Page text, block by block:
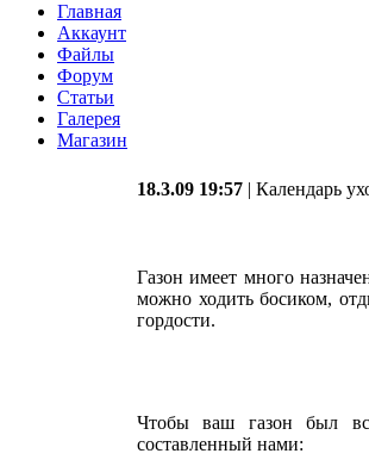
Главная
Аккаунт
Файлы
Форум
Статьи
Галерея
Магазин
18.3.09 19:57 | Календарь
Газон имеет много
можно ходить босиком,
гордости.
Чтобы ваш газон был
составленный нами: